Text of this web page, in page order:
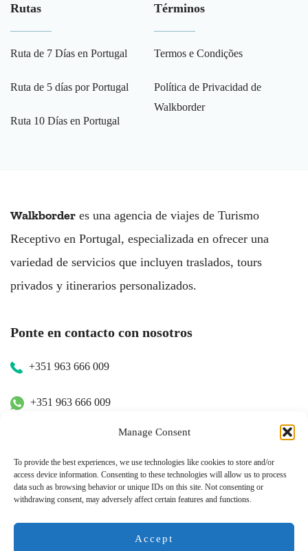
Manage Consent
To provide the best experiences, we use technologies like cookies to store and/or
access device information. Consenting to these technologies will allow us to process
data such as browsing behavior or unique IDs on this site. Not consenting or
withdrawing consent, may adversely affect certain features and functions.
Accept
Rutas
Ruta de 7 Días en Portugal
Ruta de 5 días por Portugal
Ruta 10 Días en Portugal
Términos
Termos e Condições
Política de Privacidad de
Walkborder
Walkborder es una agencia de viajes de Turismo
Receptivo en Portugal, especializada en ofrecer una
variedad de servicios que incluyen traslados, tours
privados y itinerarios personalizados.
Ponte en contacto con nosotros
+351 963 666 009
+351 963 666 009
Contacto